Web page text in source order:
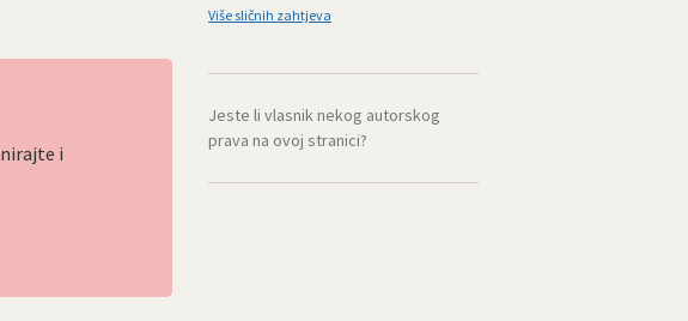
i
Više sličnih zahtjeva
Jeste li vlasnik nekog autorskog
prava na ovoj stranici?